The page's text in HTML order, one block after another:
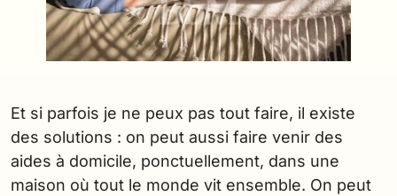
Et si parfois je ne peux pas tout faire, il existe
des solutions : on peut aussi faire venir des
aides à domicile, ponctuellement, dans une
maison où tout le monde vit ensemble. On peut